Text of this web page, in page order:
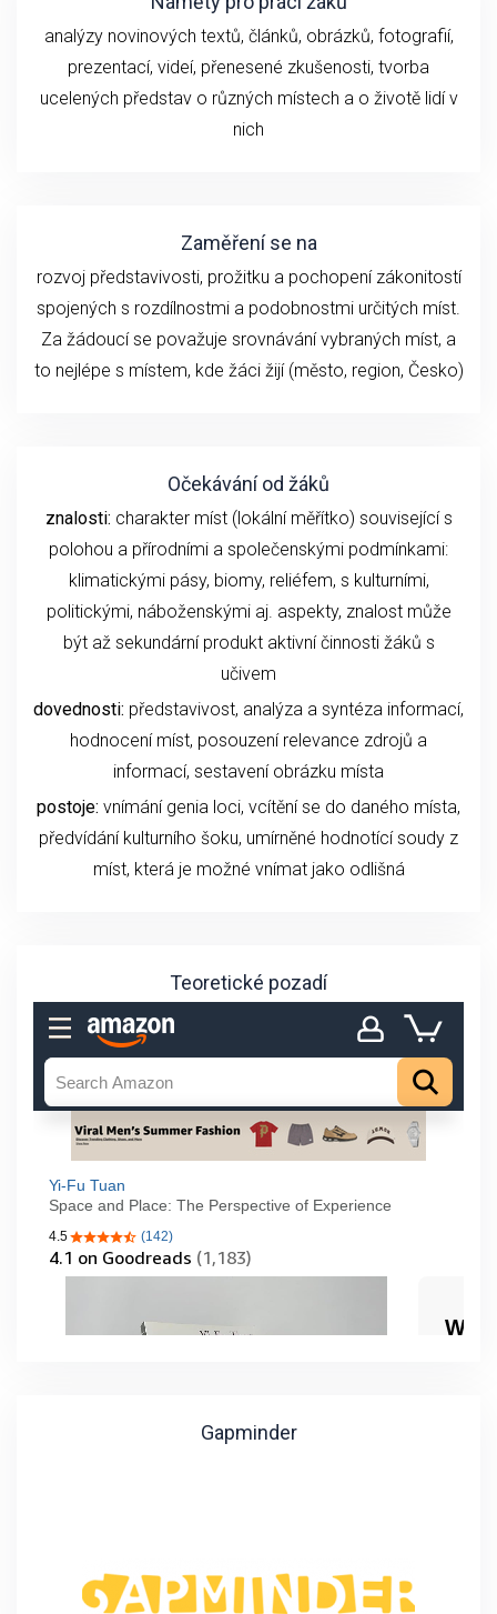
analýzy novinových textů, článků, obrázků, fotografií,
prezentací, videí, přenesené zkušenosti, tvorba
ucelených představ o různých místech a o životě lidí v
nich
Zaměření se na
rozvoj představivosti, prožitku a pochopení zákonitostí
spojených s rozdílnostmi a podobnostmi určitých míst.
Za žádoucí se považuje srovnávání vybraných míst, a
to nejlépe s místem, kde žáci žijí (město, region, Česko)
Očekávání od žáků
znalosti: charakter míst (lokální měřítko) související s
polohou a přírodními a společenskými podmínkami:
klimatickými pásy, biomy, reliéfem, s kulturními,
politickými, náboženskými aj. aspekty, znalost může
být až sekundární produkt aktivní činnosti žáků s
učivem
dovednosti: představivost, analýza a syntéza informací,
hodnocení míst, posouzení relevance zdrojů a
informací, sestavení obrázku místa
postoje: vnímání genia loci, vcítění se do daného místa,
předvídání kulturního šoku, umírněné hodnotící soudy z
míst, která je možné vnímat jako odlišná
Teoretické pozadí
Gapminder